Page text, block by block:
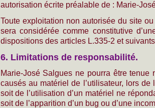
autorisation écrite préalable de : Marie-
Toute exploitation non autorisée du site
sera considérée comme constitutive
dispositions des articles L.335-2 et
6. Limitations de responsabilité.
Marie-José Salgues ne pourra être
causés au matériel de l’utilisateur, lors
soit de l’utilisation d’un matériel ne
soit de l’apparition d’un bug ou d’une